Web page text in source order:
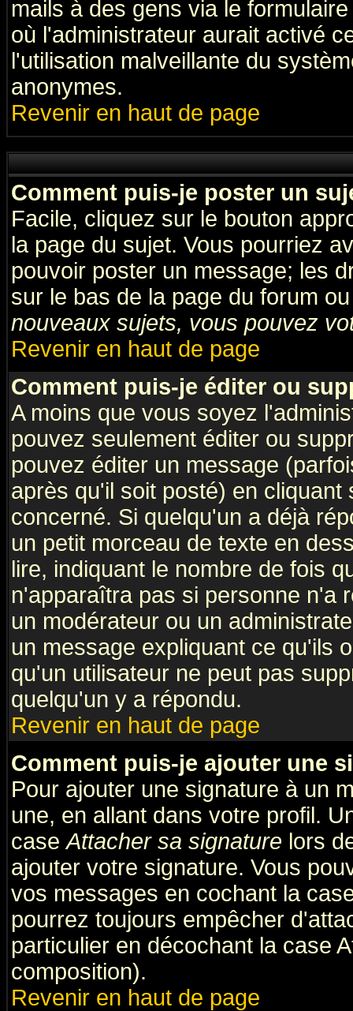
mails à des gens via le
où l'administrateur aurait activé
l'utilisation malveillante du
anonymes.
Revenir en haut de page
Comment puis-je poster un
Facile, cliquez sur le bouton
la page du sujet. Vous pourriez
pouvoir poster un message; les
sur le bas de la page du forum
nouveaux sujets, vous pouvez
Revenir en haut de page
Comment puis-je éditer ou
A moins que vous soyez
pouvez seulement éditer ou
pouvez éditer un message
après qu'il soit posté) en
concerné. Si quelqu'un a déjà
un petit morceau de texte en
lire, indiquant le nombre de fois
n'apparaîtra pas si personne n'a
un modérateur ou un
un message expliquant ce qu'ils
qu'un utilisateur ne peut pas
quelqu'un y a répondu.
Revenir en haut de page
Comment puis-je ajouter une
Pour ajouter une signature à un
une, en allant dans votre profil.
caseAttacher sa signature lors
ajouter votre signature. Vous
vos messages en cochant la
pourrez toujours empêcher
particulier en décochant la case
composition).
Revenir en haut de page